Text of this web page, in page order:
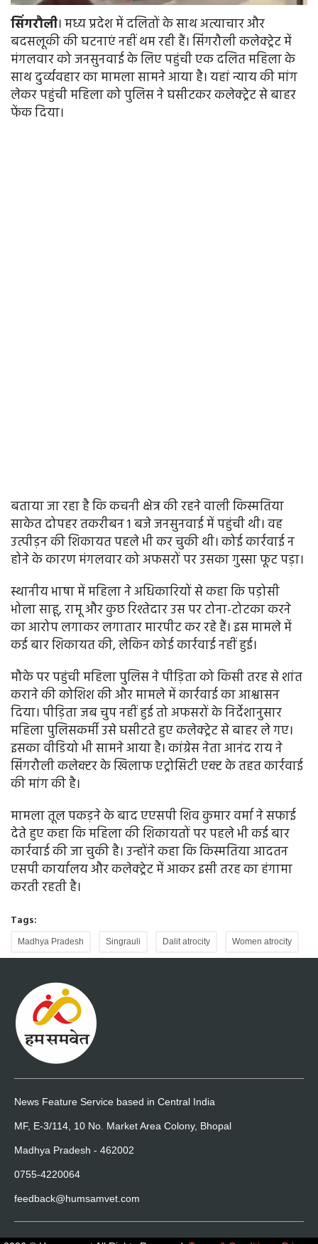
सिंगरौली। मध्य प्रदेश में दलितों के साथ अत्याचार और
बदसलूकी की घटनाएं नहीं थम रही हैं। सिंगरौली कलेक्ट्रेट में
मंगलवार को जनसुनवाई के लिए पहुंची एक दलित महिला के
साथ दुर्व्यवहार का मामला सामने आया है। यहां न्याय की मांग
लेकर पहुंची महिला को पुलिस ने घसीटकर कलेक्ट्रेट से बाहर
फेंक दिया।
बताया जा रहा है कि कचनी क्षेत्र की रहने वाली किस्मतिया
साकेत दोपहर तकरीबन 1 बजे जनसुनवाई में पहुंची थी। वह
उत्पीड़न की शिकायत पहले भी कर चुकी थी। कोई कार्रवाई न
होने के कारण मंगलवार को अफसरों पर उसका गुस्सा फूट पड़ा।
स्थानीय भाषा में महिला ने अधिकारियों से कहा कि पड़ोसी
भोला साहू, रामू और कुछ रिश्तेदार उस पर टोना-टोटका करने
का आरोप लगाकर लगातार मारपीट कर रहे हैं। इस मामले में
कई बार शिकायत की, लेकिन कोई कार्रवाई नहीं हुई।
मौके पर पहुंची महिला पुलिस ने पीड़िता को किसी तरह से शांत
कराने की कोशिश की और मामले में कार्रवाई का आश्वासन
दिया। पीड़िता जब चुप नहीं हुई तो अफसरों के निर्देशानुसार
महिला पुलिसकर्मी उसे घसीटते हुए कलेक्ट्रेट से बाहर ले गए।
इसका वीडियो भी सामने आया है। कांग्रेस नेता आनंद राय ने
सिंगरौली कलेक्टर के खिलाफ एट्रोसिटी एक्ट के तहत कार्रवाई
की मांग की है।
मामला तूल पकड़ने के बाद एएसपी शिव कुमार वर्मा ने सफाई
देते हुए कहा कि महिला की शिकायतों पर पहले भी कई बार
कार्रवाई की जा चुकी है। उन्होंने कहा कि किस्मतिया आदतन
एसपी कार्यालय और कलेक्ट्रेट में आकर इसी तरह का हंगामा
करती रहती है।
Tags:
Madhya Pradesh Singrauli Dalit atrocity Women atrocity
News Feature Service based in Central India
MF, E-3/114, 10 No. Market Area Colony, Bhopal
Madhya Pradesh - 462002
0755-4220064
feedback@humsamvet.com